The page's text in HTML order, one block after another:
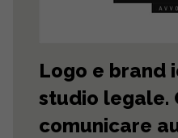
Logo e brand
studio legale.
comunicare